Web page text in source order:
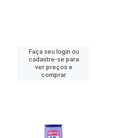
Faça seu login ou
cadastre-se para
ver preços e
comprar